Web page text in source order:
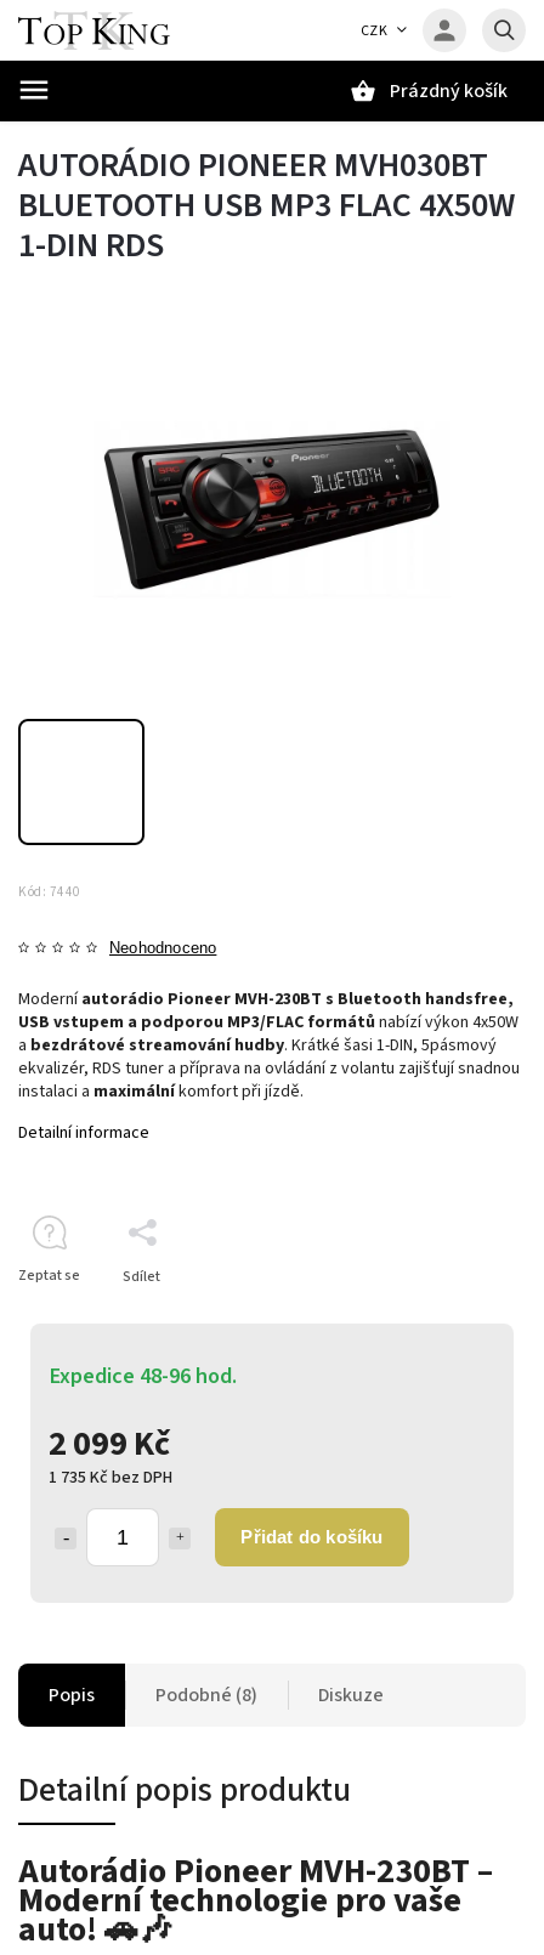
CZK
Prázdný košík
AUTORÁDIO PIONEER MVH030BT
BLUETOOTH USB MP3 FLAC 4X50W
1-DIN RDS
Kód: 7440
Neohodnoceno
2 099 Kč
1 735 Kč bez DPH
Přidat do košíku
Expedice 48-96 hod.
Moderníautorádio Pioneer MVH-230BT s Bluetooth handsfree,
USB vstupem a podporou MP3/FLAC formátů nabízí výkon 4x50W
a bezdrátové streamování hudby. Krátké šasi 1-DIN, 5pásmový
ekvalizér, RDS tuner a příprava na ovládání z volantu zajišťují snadnou
instalaci a maximálníkomfort při jízdě.
Detailní informace
Zeptat se Sdílet
Popis Podobné (8) Diskuze
Detailní popis produktu
Autorádio Pioneer MVH-230BT –
Moderní technologie pro vaše
auto! 🚗🎶